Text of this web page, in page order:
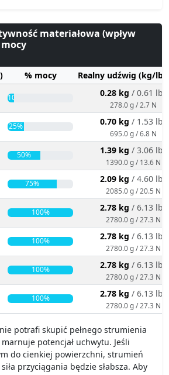
materiałowa (wpływ
% mocy
Realny udźwig (kg/
10% 0.28 kg / 0.61 lbs
278.0 g / 2.7 N
25% 0.70 kg / 1.53 lbs
695.0 g / 6.8 N
50% 1.39 kg / 3.06 lbs
1390.0 g / 13.6 N
75% 2.09 kg / 4.60 lbs
2085.0 g / 20.5 N
100% 2.78 kg / 6.13 lbs
2780.0 g / 27.3 N
100% 2.78 kg / 6.13 lbs
2780.0 g / 27.3 N
100% 2.78 kg / 6.13 lbs
2780.0 g / 27.3 N
100% 2.78 kg / 6.13 lbs
2780.0 g / 27.3 N
potrafi skupić pełnego strumienia
potencjał uchwytu. Jeśli
do cienkiej powierzchni, strumień
przyciągania będzie słabsza. Aby